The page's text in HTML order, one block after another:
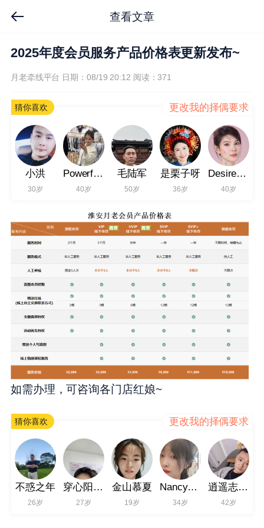
查看文章
2025年度会员服务产品价格表更新发布~
月老牵线平台 日期：08/19 20:12 阅读：371
猜你喜欢 更改我的择偶要求
小洪
30岁
Powerful193
40岁
毛陆军
50岁
是栗子呀
36岁
Desired869
40岁
如需办理，可咨询各门店红娘~
猜你喜欢 更改我的择偶要求
不惑之年
26岁
穿心阳文272
27岁
金山慕夏
19岁
Nancy066
34岁
逍遥志永749
42岁